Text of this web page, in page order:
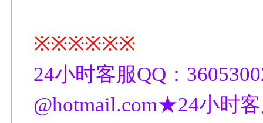
※※※※※※
24小时客服QQ：
@hotmail.com★24小时